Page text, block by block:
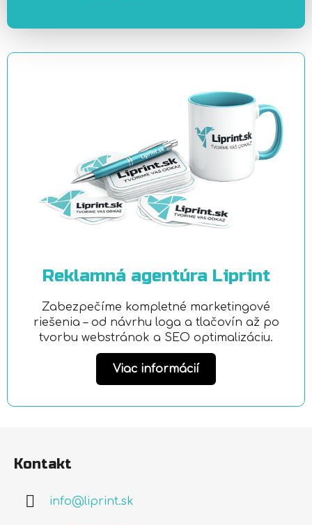
Reklamná agentúra Liprint
Zabezpečíme kompletné marketingové
riešenia – od návrhu loga a tlačovín až po
tvorbu webstránok a SEO optimalizáciu.
Viac informácií
Kontakt
info@liprint.sk